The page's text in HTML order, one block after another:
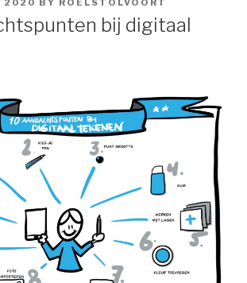
2020 BY ROELSTOLVOORT
bij digitaal